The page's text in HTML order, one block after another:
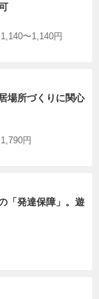
〜1,140円
場所づくりに関心
円
「発達保障」。遊